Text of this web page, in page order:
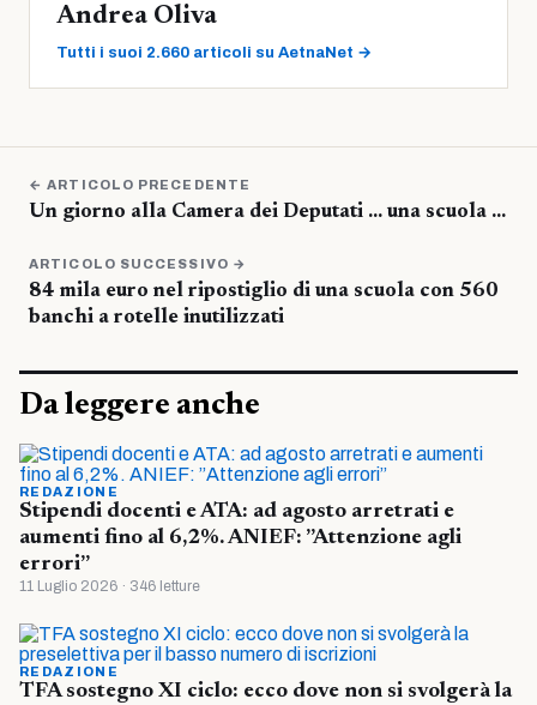
Andrea Oliva
Tutti i suoi 2.660 articoli su AetnaNet →
← ARTICOLO PRECEDENTE
Un giorno alla Camera dei Deputati … una scuola …
ARTICOLO SUCCESSIVO →
84 mila euro nel ripostiglio di una scuola con 560
banchi a rotelle inutilizzati
Da leggere anche
REDAZIONE
Stipendi docenti e ATA: ad agosto arretrati e
aumenti fino al 6,2%. ANIEF: ”Attenzione agli
errori”
11 Luglio 2026 · 346 letture
REDAZIONE
TFA sostegno XI ciclo: ecco dove non si svolgerà la